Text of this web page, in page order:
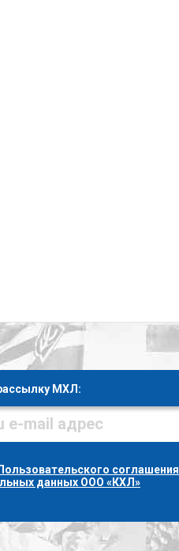
МХЛ:
Пользовательского соглашения
данных ООО «КХЛ»